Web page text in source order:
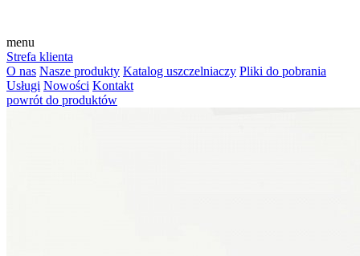
menu
Strefa klienta
O nas Nasze produkty Katalog uszczelniaczy Pliki do pobrania
Usługi Nowości Kontakt
powrót do produktów